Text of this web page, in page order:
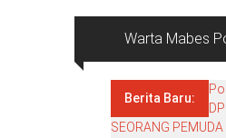
Warta Mabes
Berita Baru:
SEORANG